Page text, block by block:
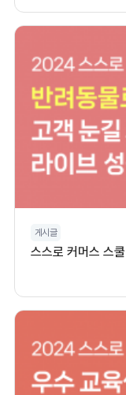
게시글
스스로 커머스 스